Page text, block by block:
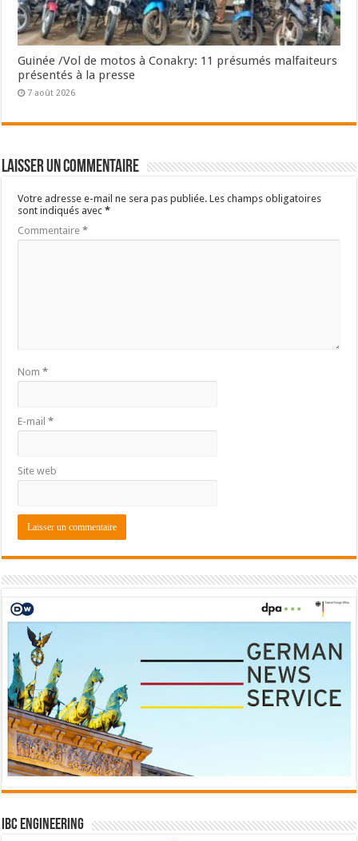
Guinée /Vol de motos à Conakry: 11 présumés malfaiteurs
présentés à la presse
7 août 2026
Laisser un commentaire
Votre adresse e-mail ne sera pas publiée. Les champs obligatoires
sont indiqués avec*
Commentaire*
Nom*
E-mail*
Site web
IBC Engineering